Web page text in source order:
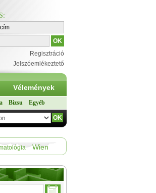
:
Regisztráció
Jelszóemlékeztető
Vélemények
Bizsu Egyéb
Wien